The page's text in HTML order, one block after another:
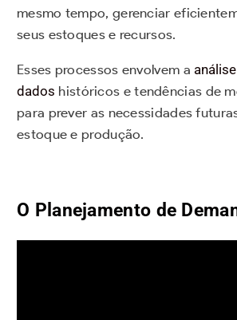
mesmo tempo, gerenciar
seus estoques e recursos.
Esses processos envolvem a
dados históricos e tendências de
para prever as necessidades
estoque e produção.
O Planejamento de